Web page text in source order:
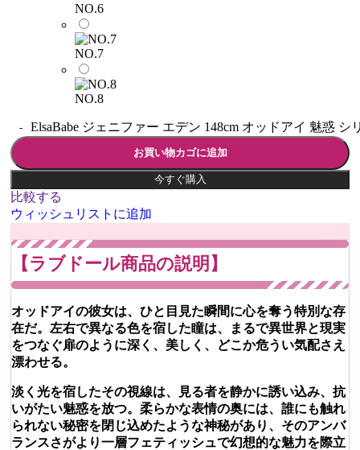
NO.6
NO.7
NO.8
ElsaBabe ジェニファー エデン 148cm オッドアイ 魅惑 シ
お買い物カゴに追加
今すぐ購入
比較する
ウィッシュリストに追加
【ラブドール商品の説明】
オッドアイの彼女は、ひと目見た瞬間に心を奪う特別な存
在だ。左右で異なる色を宿した瞳は、まるで異世界と現実
をつなぐ扉のように深く、美しく、どこか危うい気配さえ
漂わせる。
淡く光を宿したその視線は、見る者を静かに誘い込み、抗
いがたい魅惑を放つ。柔らかな表情の奥には、誰にも触れ
られない秘密を閉じ込めたような神秘があり、そのアンバ
ランスさがより一層フェティッシュで幻想的な魅力を際立